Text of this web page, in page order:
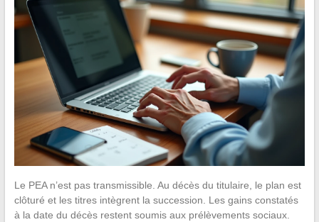
Le PEA n’est pas transmissible. Au décès du titulaire, le plan est
clôturé et les titres intègrent la succession. Les gains constatés
à la date du décès restent soumis aux prélèvements sociaux.